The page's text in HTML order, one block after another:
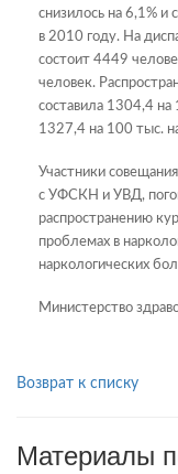
снизилось на 6,1% и
в 2010 году. На
состоит 4449
человек.
составила 1304,4 на
1327,4 на 100 тыс.
Участники
с УФСКН и УВД,
распространению
проблемах в
наркологических
Министерство
Возврат к списку
Материалы